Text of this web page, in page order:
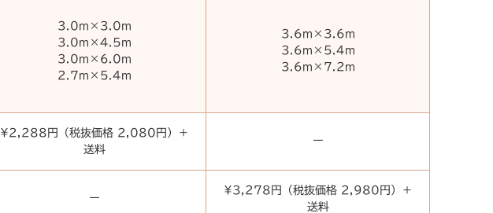
3.0m×3.0m
3.0m×4.5m
3.0m×6.0m
2.7m×5.4m
3.6m×3.6m
3.6m×5.4m
3.6m×7.2m
¥2,288円（税抜価格 2,080円）＋
送料
ー
ー
¥3,278円（税抜価格 2,980円）＋
送料